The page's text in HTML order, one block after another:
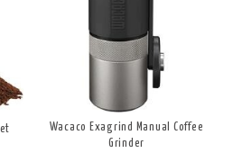
Wacaco Exagrind Manual Coffee
Grinder